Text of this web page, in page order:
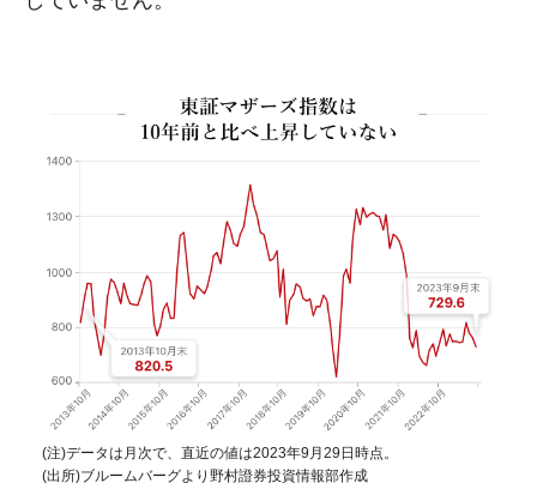
(注)データは月次で、直近の値は2023年9月29日時点。
(出所)ブルームバーグより野村證券投資情報部作成